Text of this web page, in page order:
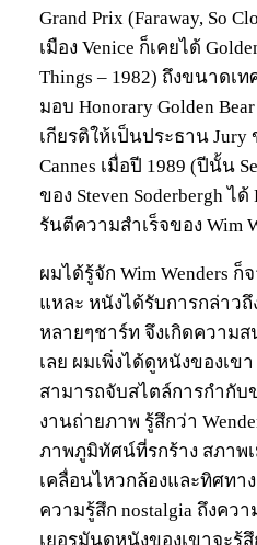
Grand Prix (Faraway, So
เมือง Venice ก็เคยได้
Things – 1982) ถึงขนาดเ
มอบ Honorary Golden
เกียรติให้เป็นประธาน Jury
Cannes เมื่อปี 1989 (ปีนั้น
ของ Steven Soderbergh ได้
รันตีความสำเร็จของ Wim
ผมได้รู้จัก Wim Wenders ก็
แหละ หนังได้รับการกล่าว
หลายๆชาร์ท จึงเกิดความ
เลย ผมเพิ่งได้ดูหนังของเข
สามารถจับสไตล์การกำกับ
งานถ่ายภาพ รู้สึกว่า
ภาพภูมิทัศน์ที่รกร้าง สภาพ
เคลื่อนไหวกล้องและทิศทา
ความรู้สึก nostalgia ถึงคว
เยอรมันดูหนังของเขาจะรู้